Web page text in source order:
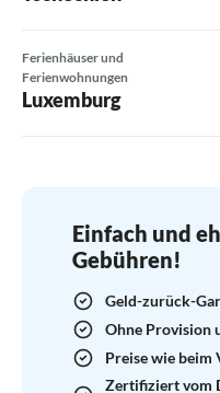
Ferienhäuser und
Ferienwohnungen
Luxemburg
Einfach und
Gebühren!
Geld-zurück-
Ohne Provision
Preise wie beim
Zertifiziert vom